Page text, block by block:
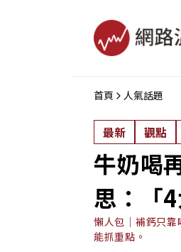
首頁 人氣話題
最新 觀點
牛奶喝
思：「
懶人包｜補鈣只
能抓重點。